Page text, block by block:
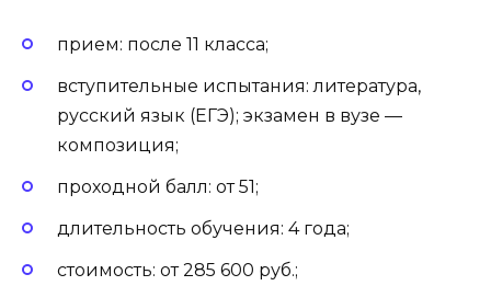
прием: после 11 класса;
вступительные испытания: литература,
русский язык (ЕГЭ); экзамен в вузе —
композиция;
проходной балл: от 51;
длительность обучения: 4 года;
стоимость: от 285 600 руб.;